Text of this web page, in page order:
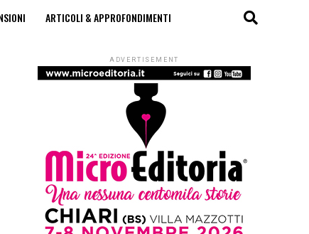
ARTICOLI & APPROFONDIMENTI
ADVERTISEMENT